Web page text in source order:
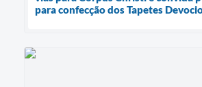
para confecção dos Tapetes